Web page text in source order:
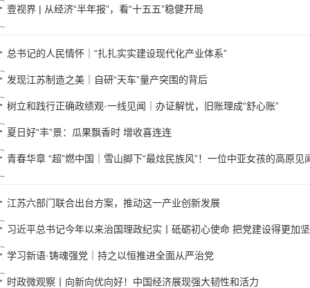
壹视界 | 从经济“半年报”，看“十五五”稳健开局
总书记的人民情怀｜“扎扎实实建设现代化产业体系”
发现江苏制造之美｜自研“天车”量产突围的背后
树立和践行正确政绩观·一线见闻｜办证解忧，旧账理成“舒心账”
夏日好“丰”景：瓜果飘香时 增收喜连连
青春华章 “超”燃中国｜雪山脚下“最炫民族风”！一位中亚女孩的高原见
江苏六部门联合出台方案，推动这一产业创新发展
习近平总书记今年以来治国理政纪实丨砥砺初心使命 把党建设得更加
学习新语·铸魂强党｜持之以恒推进全面从严治党
时政微观察丨向新向优向好！中国经济展现强大韧性和活力